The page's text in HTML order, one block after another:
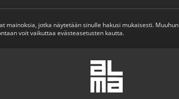
mainoksia, jotka näytetään sinulle hakusi mukaisesti. Muuhun
voit vaikuttaa evästeasetusten kautta.